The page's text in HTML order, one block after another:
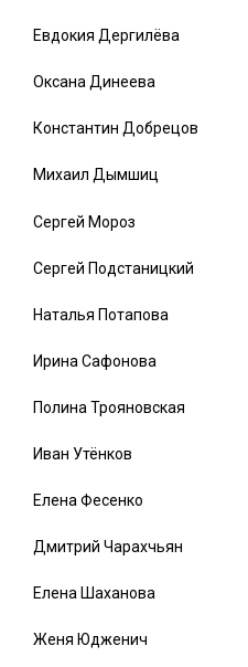
Евдокия Дергилёва
Оксана Динеева
Константин Добрецов
Михаил Дымшиц
Сергей Мороз
Сергей Подстаницкий
Наталья Потапова
Ирина Сафонова
Полина Трояновская
Иван Утёнков
Елена Фесенко
Дмитрий Чарахчьян
Елена Шаханова
Женя Юдженич